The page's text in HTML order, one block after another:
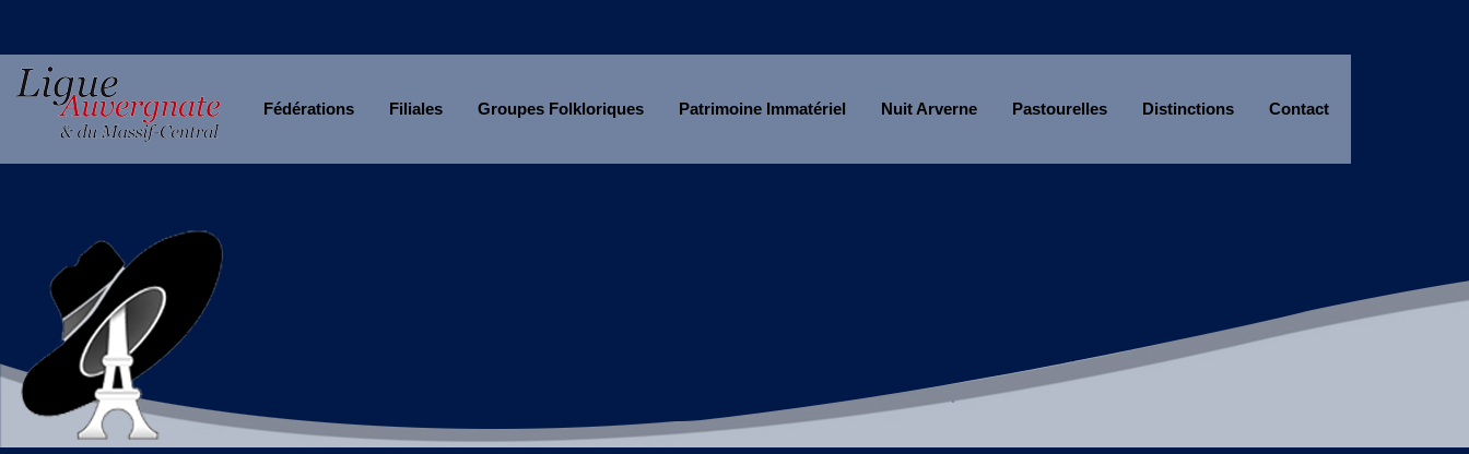
Fédérations Filiales Groupes Folkloriques Patrimoine Immatériel Nuit Arverne Pastourelles Distinctions Contact